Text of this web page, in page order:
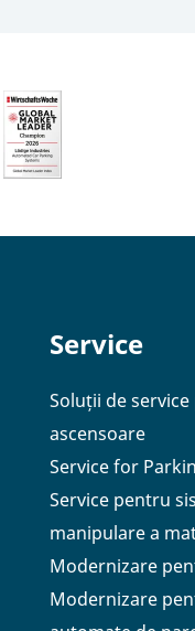
Service
Soluții de
ascensoare
Service for
Service pentru
manipulare a
Modernizare
Modernizare